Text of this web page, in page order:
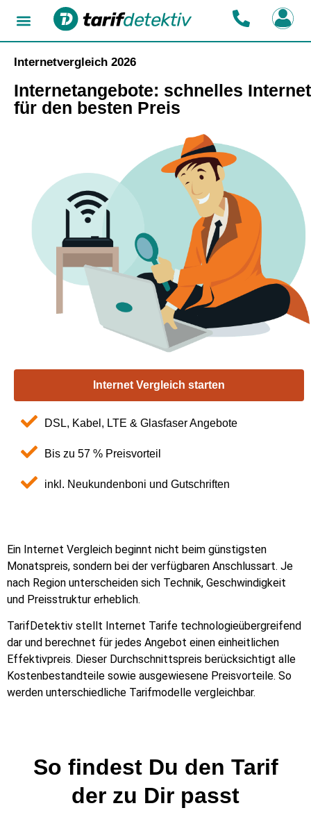
Internetvergleich 2026
Internetangebote: schnelles Internet
für den besten Preis
Internet Vergleich starten
DSL, Kabel, LTE & Glasfaser Angebote
Bis zu 57 % Preisvorteil
inkl. Neukundenboni und Gutschriften
Ein Internet Vergleich beginnt nicht beim günstigsten
Monatspreis, sondern bei der verfügbaren Anschlussart. Je
nach Region unterscheiden sich Technik, Geschwindigkeit
und Preisstruktur erheblich.
TarifDetektiv stellt Internet Tarife technologieübergreifend
dar und berechnet für jedes Angebot einen einheitlichen
Effektivpreis. Dieser Durchschnittspreis berücksichtigt alle
Kostenbestandteile sowie ausgewiesene Preisvorteile. So
werden unterschiedliche Tarifmodelle vergleichbar.
So findest Du den Tarif
der zu Dir passt